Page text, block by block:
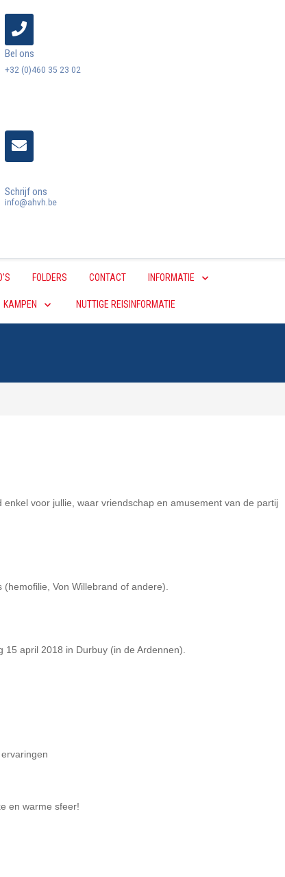
Bel ons
+32 (0)460 35 23 02
Schrijf ons
info@ahvh.be
FOLDERS CONTACT INFORMATIE
KAMPEN NUTTIGE REISINFORMATIE
voor jullie, waar vriendschap en amusement van de partij
Von Willebrand of andere).
april 2018 in Durbuy (in de Ardennen).
en warme sfeer!